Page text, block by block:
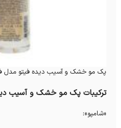
پک مو خشک و آسیب دیده فیتو مدل
ترکیبات پک مو خشک و آسیب
«شامپو»: